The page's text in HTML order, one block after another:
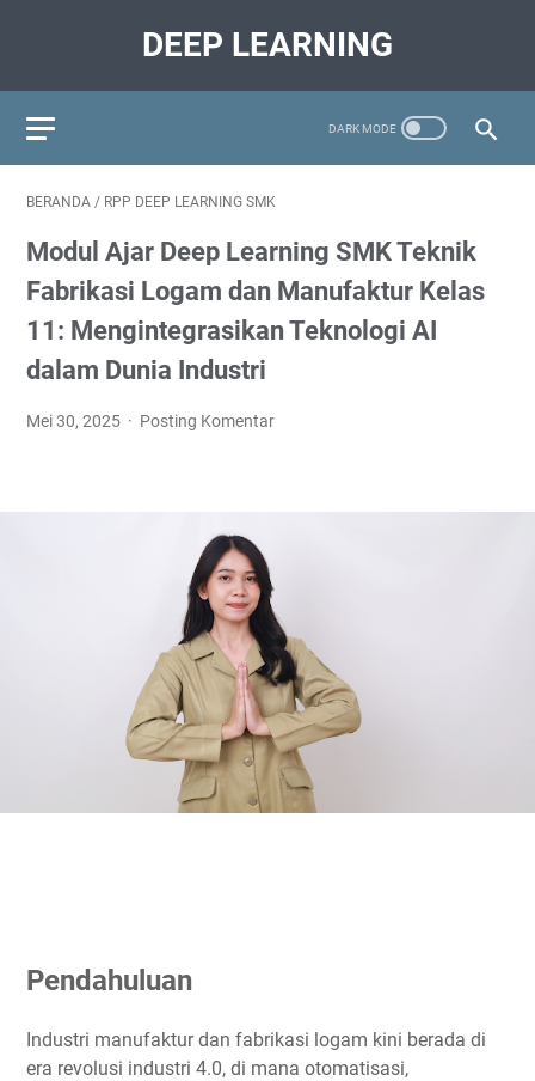
DEEP LEARNING
BERANDA / RPP DEEP LEARNING SMK
Modul Ajar Deep Learning SMK Teknik
Fabrikasi Logam dan Manufaktur Kelas
11: Mengintegrasikan Teknologi AI
dalam Dunia Industri
Mei 30, 2025 Posting Komentar
Pendahuluan
Industri manufaktur dan fabrikasi logam kini berada di
era revolusi industri 4.0, di mana otomatisasi,